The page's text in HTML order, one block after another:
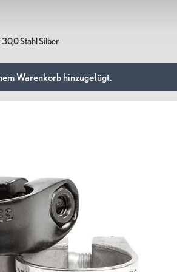
Funktionalität, Schönheit.
konzipiert. Wir entwerfen und
Gute Fahrräder für ein besseres
Montageanleitung
Größentabelle
Zahlungsmethoden
Rücksendungen und Umtausch
B2B &
Stahl Silber
Warenkorb hinzugefügt.